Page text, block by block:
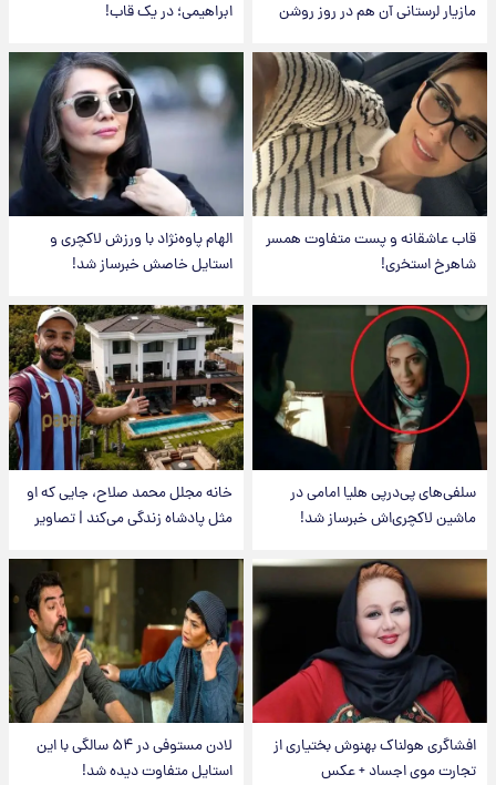
مازیار لرستانی آن هم در روز روشن
ابراهیمی؛ در یک قاب!
قاب عاشقانه و پست متفاوت همسر
شاهرخ استخری!
الهام پاوه‌نژاد با ورزش لاکچری و
استایل خاصش خبرساز شد!
سلفی‌های پی‌درپی هلیا امامی در
ماشین لاکچری‌اش خبرساز شد!
خانه مجلل محمد صلاح، جایی که او
مثل پادشاه زندگی می‌کند | تصاویر
افشاگری هولناک بهنوش بختیاری از
تجارت موی اجساد + عکس
لادن مستوفی در ۵۴ سالگی با این
استایل متفاوت دیده شد!